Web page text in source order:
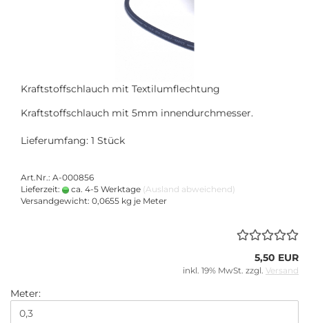
Kraftstoffschlauch mit Textilumflechtung
Kraftstoffschlauch mit 5mm innendurchmesser.
Lieferumfang: 1 Stück
Art.Nr.: A-000856
Lieferzeit:
ca. 4-5 Werktage (Ausland abweichend)
Versandgewicht: 0,0655 kg je Meter
5,50 EUR
inkl. 19% MwSt. zzgl. Versand
Meter: